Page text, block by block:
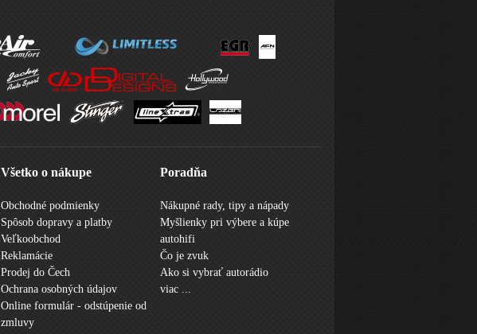
Všetko o nákupe
Obchodné podmienky
Spôsob dopravy a platby
Veľkoobchod
Reklamácie
Prodej do Čech
Ochrana osobných údajov
Online formulár - odstúpenie od
zmluvy
Poradňa
Nákupné rady, tipy a nápady
Myšlienky pri výbere a kúpe
autohifi
Čo je zvuk
Ako si vybrať autorádio
viac ...